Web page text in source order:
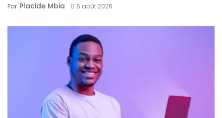
Par Placide Mbia 6 août 2026